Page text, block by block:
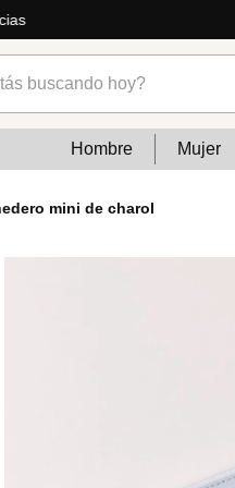
más
Hombre Mujer
mini de charol